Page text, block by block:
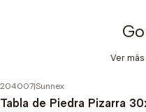
Ver
OFF
204007|Sunnex
Tabla de Piedra Pizarra